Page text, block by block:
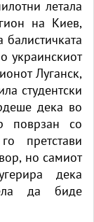
летала
на Киев,
украинскиот
Луганск,
студентски
дека во
поврзан со
претстави
но самиот
дека
да биде